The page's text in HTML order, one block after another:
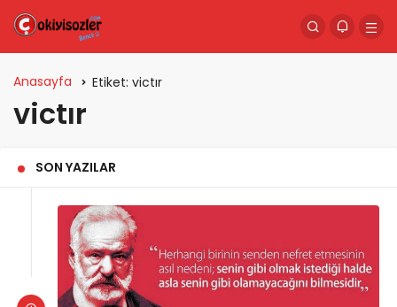
Anasayfa Etiket: victır
victır
SON YAZILAR